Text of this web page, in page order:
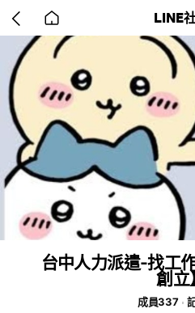
back
to
home
LINE
台中人力派遣-找工
創立
成員337